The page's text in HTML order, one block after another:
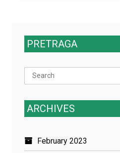
PRETRAGA
Search
for:
ARCHIVES
February 2023